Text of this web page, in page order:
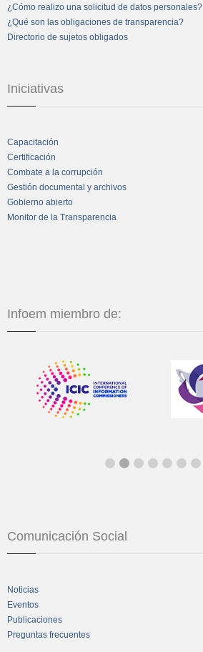
¿Cómo realizo una solicitud de datos personales?
¿Qué son las obligaciones de transparencia?
Directorio de sujetos obligados
Iniciativas
Capacitación
Certificación
Combate a la corrupción
Gestión documental y archivos
Gobierno abierto
Monitor de la Transparencia
Infoem miembro de:
Comunicación Social
Noticias
Eventos
Publicaciones
Preguntas frecuentes